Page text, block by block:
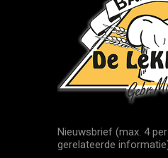
Nieuwsbrief (max. 4
gerelateerde